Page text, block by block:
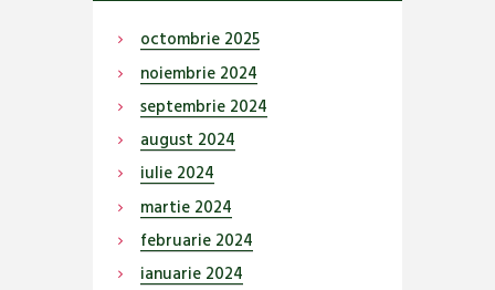
octombrie 2025
noiembrie 2024
septembrie 2024
august 2024
iulie 2024
martie 2024
februarie 2024
ianuarie 2024